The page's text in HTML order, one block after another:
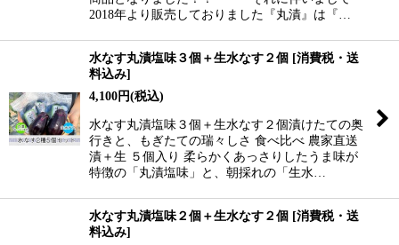
2018年より販売しておりました『丸漬』は『…
水なす丸漬塩味３個＋生水なす２個 [消費税・送
料込み]
4,100円(税込)
水なす丸漬塩味３個＋生水なす２個漬けたての奥
行きと、もぎたての瑞々しさ 食べ比べ 農家直送
漬＋生 ５個入り 柔らかくあっさりしたうま味が
特徴の「丸漬塩味」と、朝採れの「生水…
水なす丸漬塩味２個＋生水なす２個 [消費税・送
料込み]